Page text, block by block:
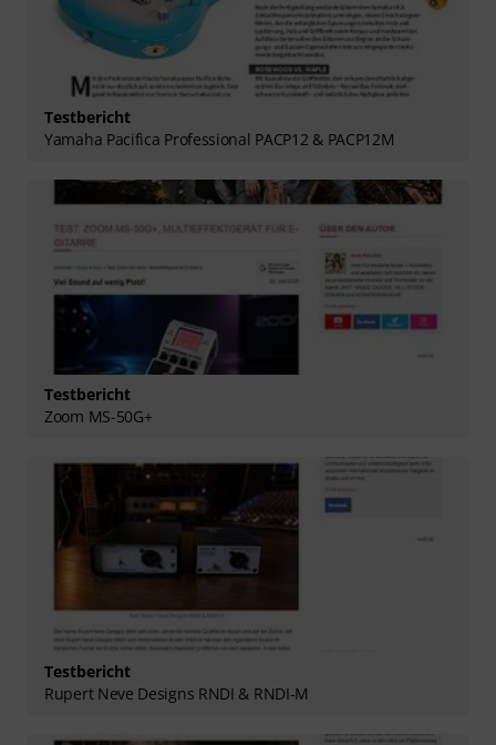
Testbericht
Yamaha Pacifica Professional PACP12 & PACP12M
Testbericht
Zoom MS-50G+
Testbericht
Rupert Neve Designs RNDI & RNDI-M